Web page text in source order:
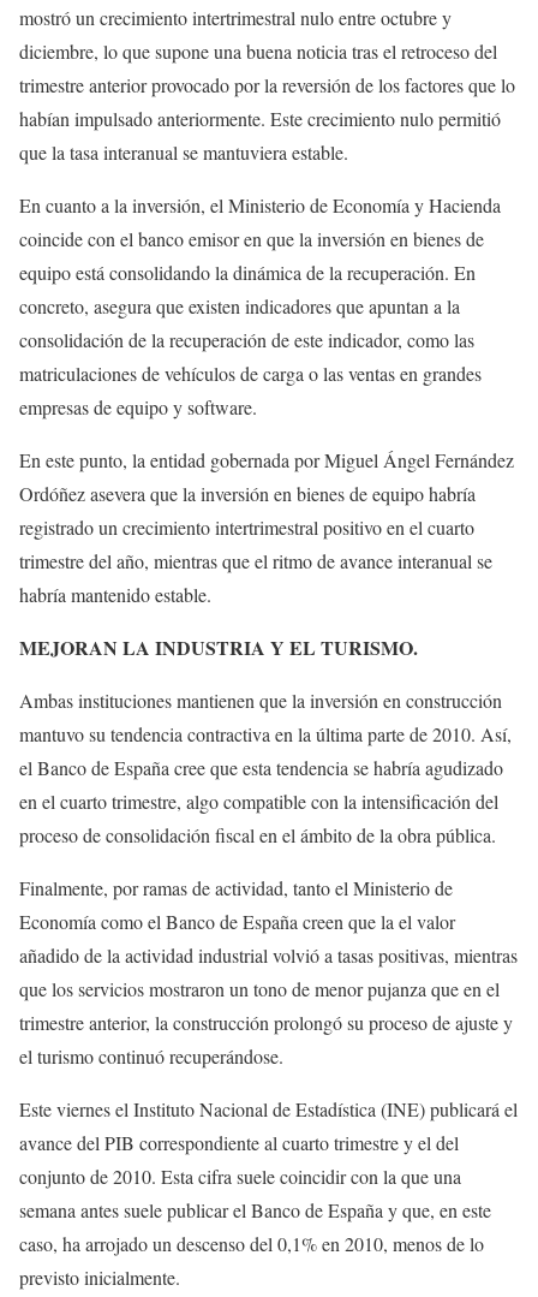
mostró un crecimiento intertrimestral nulo entre octubre y
diciembre, lo que supone una buena noticia tras el retroceso del
trimestre anterior provocado por la reversión de los factores que lo
habían impulsado anteriormente. Este crecimiento nulo permitió
que la tasa interanual se mantuviera estable.
En cuanto a la inversión, el Ministerio de Economía y Hacienda
coincide con el banco emisor en que la inversión en bienes de
equipo está consolidando la dinámica de la recuperación. En
concreto, asegura que existen indicadores que apuntan a la
consolidación de la recuperación de este indicador, como las
matriculaciones de vehículos de carga o las ventas en grandes
empresas de equipo y software.
En este punto, la entidad gobernada por Miguel Ángel Fernández
Ordóñez asevera que la inversión en bienes de equipo habría
registrado un crecimiento intertrimestral positivo en el cuarto
trimestre del año, mientras que el ritmo de avance interanual se
habría mantenido estable.
MEJORAN LA INDUSTRIA Y EL TURISMO.
Ambas instituciones mantienen que la inversión en construcción
mantuvo su tendencia contractiva en la última parte de 2010. Así,
el Banco de España cree que esta tendencia se habría agudizado
en el cuarto trimestre, algo compatible con la intensificación del
proceso de consolidación fiscal en el ámbito de la obra pública.
Finalmente, por ramas de actividad, tanto el Ministerio de
Economía como el Banco de España creen que la el valor
añadido de la actividad industrial volvió a tasas positivas, mientras
que los servicios mostraron un tono de menor pujanza que en el
trimestre anterior, la construcción prolongó su proceso de ajuste y
el turismo continuó recuperándose.
Este viernes el Instituto Nacional de Estadística (INE) publicará el
avance del PIB correspondiente al cuarto trimestre y el del
conjunto de 2010. Esta cifra suele coincidir con la que una
semana antes suele publicar el Banco de España y que, en este
caso, ha arrojado un descenso del 0,1% en 2010, menos de lo
previsto inicialmente.